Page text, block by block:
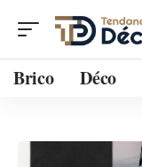
Brico Déco